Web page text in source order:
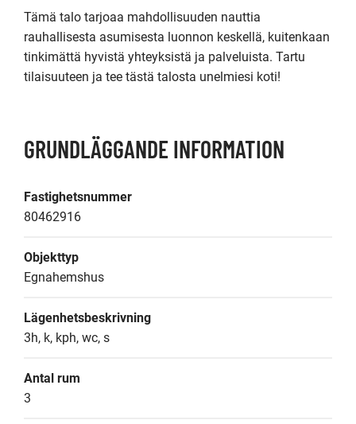
Tämä talo tarjoaa mahdollisuuden nauttia
rauhallisesta asumisesta luonnon keskellä, kuitenkaan
tinkimättä hyvistä yhteyksistä ja palveluista. Tartu
tilaisuuteen ja tee tästä talosta unelmiesi koti!
GRUNDLÄGGANDE INFORMATION
Fastighetsnummer
80462916
Objekttyp
Egnahemshus
Lägenhetsbeskrivning
3h, k, kph, wc, s
Antal rum
3